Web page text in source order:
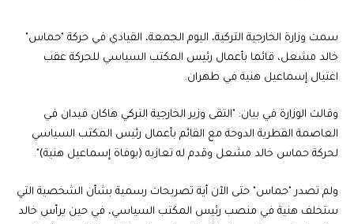
سمت وزارة الخارجية التركية، اليوم الجمعة، القيادي في حركة "حماس"
خالد مشعل، قائما بأعمال رئيس المكتب السياسي للحركة عقب
اغتيال إسماعيل هنية في طهران.
وقالت الوزارة في بيان: "التقى وزير الخارجية التركي هاكان فيدان في
العاصمة القطرية الدوحة مع القائم بأعمال رئيس المكتب السياسي
لحركة حماس خالد مشعل وقدم له تعازيه (بوفاة إسماعيل هنية)".
ولم تصدر "حماس" حتى الآن أية تصريحات رسمية بشأن الشخصية التي
ستخلف هنية في منصب رئيس المكتب السياسي، في حين يرأس خالد